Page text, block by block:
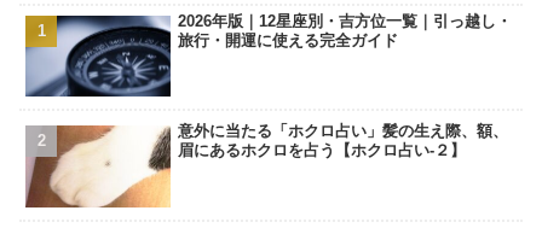
2026年版｜12星座別・吉方位一覧｜引っ越し・
旅行・開運に使える完全ガイド
意外に当たる「ホクロ占い」髪の生え際、額、
眉にあるホクロを占う【ホクロ占い‐２】